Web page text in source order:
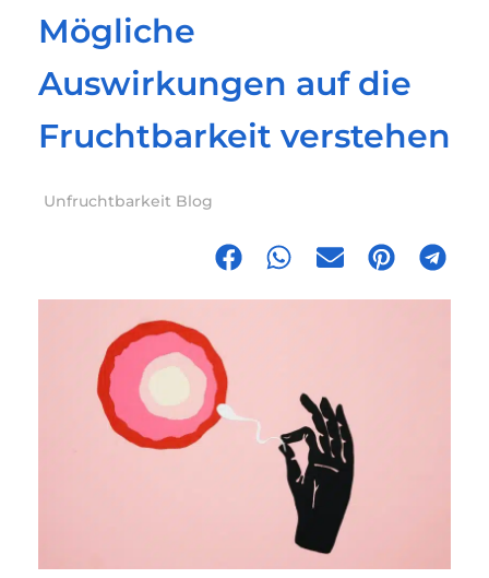
Mögliche
Auswirkungen auf die
Fruchtbarkeit verstehen
Unfruchtbarkeit Blog